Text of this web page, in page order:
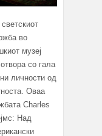
во
музеј
со гала
личности од
Оваа
Charles
Над